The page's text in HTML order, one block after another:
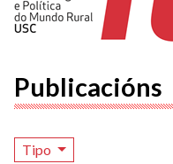
Publicacións
Tipo